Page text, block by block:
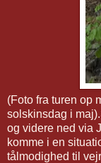
(Foto fra turen op
solskinsdag i
og videre ned via
komme i en
tålmodighed til